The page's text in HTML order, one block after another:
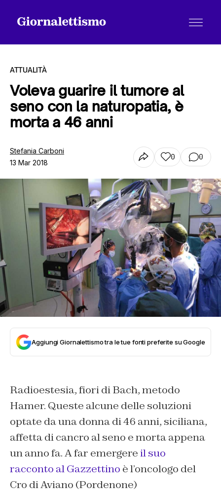
Tutti gli articoli
Chi siamo
Contatti
ATTUALITÀ
Voleva guarire il tumore al
seno con la naturopatia, è
morta a 46 anni
Stefania Carboni
13 Mar 2018
0 0
Aggiungi Giornalettismo tra le tue fonti preferite su Google
Radioestesia, fiori di Bach, metodo
Hamer. Queste alcune delle soluzioni
optate da una donna di 46 anni, siciliana,
affetta di cancro al seno e morta appena
un anno fa. A far emergereil suo
racconto al Gazzettino è l’oncologo del
Cro di Aviano (Pordenone)